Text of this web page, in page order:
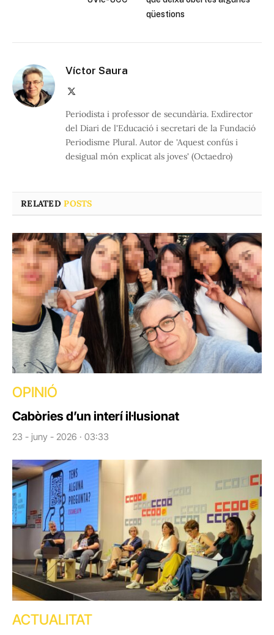
qüestions
Víctor Saura
Periodista i professor de secundària. Exdirector
del Diari de l'Educació i secretari de la Fundació
Periodisme Plural. Autor de 'Aquest confús i
desigual món explicat als joves' (Octaedro)
RELATEDPOSTS
OPINIÓ
Cabòries d’un interí il·lusionat
23 - juny - 2026 · 03:33
ACTUALITAT